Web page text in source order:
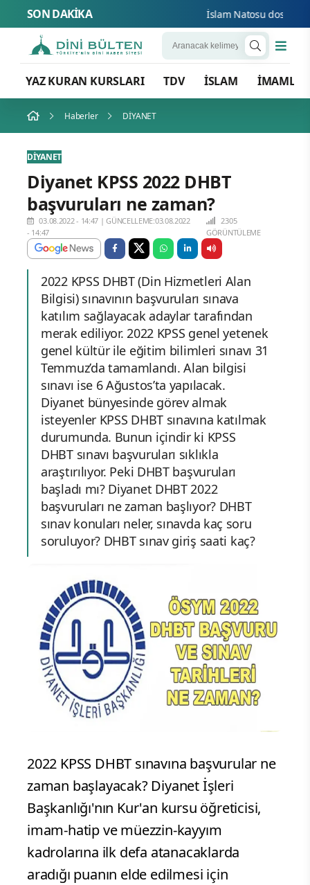
SON DAKİKA İslam Natosu dosta
YAZ KURAN KURSLARI TDV İSLAM İMAMLAR
Haberler DİYANET
DİYANET
Diyanet KPSS 2022 DHBT
başvuruları ne zaman?
03.08.2022 - 14:47 |GÜNCELLEME:03.08.2022
- 14:47
2305
GÖRÜNTÜLEME
2022 KPSS DHBT (Din Hizmetleri Alan
Bilgisi) sınavının başvuruları sınava
katılım sağlayacak adaylar tarafından
merak ediliyor. 2022 KPSS genel yetenek
genel kültür ile eğitim bilimleri sınavı 31
Temmuz’da tamamlandı. Alan bilgisi
sınavı ise 6 Ağustos’ta yapılacak.
Diyanet bünyesinde görev almak
isteyenler KPSS DHBT sınavına katılmak
durumunda. Bunun içindir ki KPSS
DHBT sınavı başvuruları sıklıkla
araştırılıyor. Peki DHBT başvuruları
başladı mı? Diyanet DHBT 2022
başvuruları ne zaman başlıyor? DHBT
sınav konuları neler, sınavda kaç soru
soruluyor? DHBT sınav giriş saati kaç?
2022 KPSS DHBT sınavına başvurular ne
zaman başlayacak? Diyanet İşleri
Başkanlığı'nın Kur'an kursu öğreticisi,
imam-hatip ve müezzin-kayyım
kadrolarına ilk defa atanacaklarda
aradığı puanın elde edilmesi için